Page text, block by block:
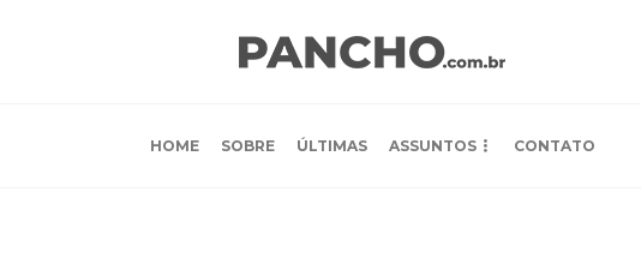
HOME SOBRE ÚLTIMAS ASSUNTOS CONTATO